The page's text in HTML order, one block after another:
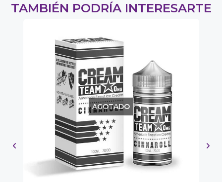
TAMBIÉN PODRÍA INTERESARTE
AGOTADO